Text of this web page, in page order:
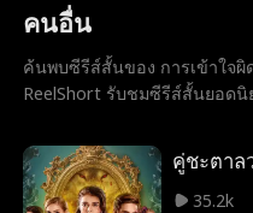
คนอื่น
ค้นพบซีรีส์สั้นของ การเข้าใจ
ReelShort รับชมซีรีส์สั้นยอด
คู่ชะตาล
35.2k